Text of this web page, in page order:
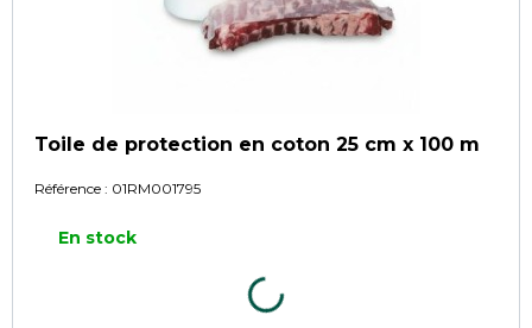
Toile de protection en coton 25 cm x 100 m
Référence : 01RM001795
En stock